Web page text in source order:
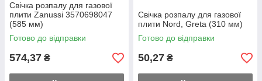
Свічка розпалу для газової
плити Zanussi 3570698047
(585 мм)
Готово до відправки
574,37 ₴
Свічка розпалу для газової
плити Nord, Greta (310 мм)
Готово до відправки
50,27 ₴